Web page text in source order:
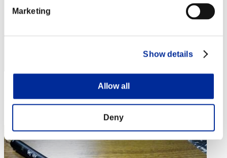
Marketing
Show details
Allow all
Deny
Posizione